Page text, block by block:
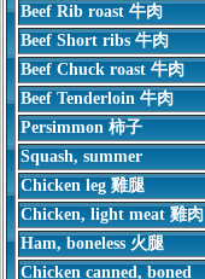
Beef Rib roast 牛肉
Beef Short ribs 牛肉
Beef Chuck roast 牛肉
Beef Tenderloin 牛肉
Persimmon 柿子
Squash, summer
Chicken leg 雞腿
Chicken, light meat 雞肉
Ham, boneless 火腿
Chicken canned, boned